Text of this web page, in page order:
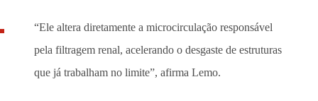
“Ele altera diretamente a microcirculação responsável
pela filtragem renal, acelerando o desgaste de estruturas
que já trabalham no limite”, afirma Lemo.